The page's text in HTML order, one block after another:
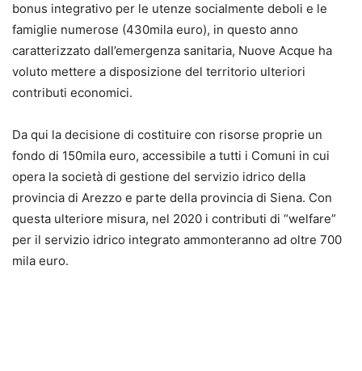
bonus integrativo per le utenze socialmente deboli e le
famiglie numerose (430mila euro), in questo anno
caratterizzato dall’emergenza sanitaria, Nuove Acque ha
voluto mettere a disposizione del territorio ulteriori
contributi economici.
Da qui la decisione di costituire con risorse proprie un
fondo di 150mila euro, accessibile a tutti i Comuni in cui
opera la società di gestione del servizio idrico della
provincia di Arezzo e parte della provincia di Siena. Con
questa ulteriore misura, nel 2020 i contributi di “welfare”
per il servizio idrico integrato ammonteranno ad oltre 700
mila euro.